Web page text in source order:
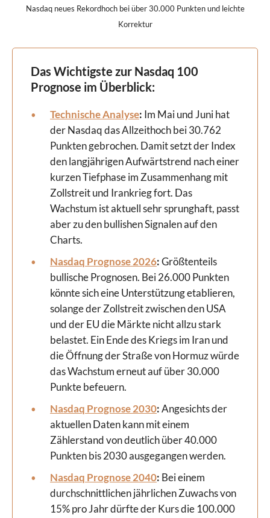
Nasdaq neues Rekordhoch bei über 30.000 Punkten und leichte
Korrektur
Das Wichtigste zur Nasdaq 100
Prognose im Überblick:
Technische Analyse: Im Mai und Juni hat
der Nasdaq das Allzeithoch bei 30.762
Punkten gebrochen. Damit setzt der Index
den langjährigen Aufwärtstrend nach einer
kurzen Tiefphase im Zusammenhang mit
Zollstreit und Irankrieg fort. Das
Wachstum ist aktuell sehr sprunghaft, passt
aber zu den bullishen Signalen auf den
Charts.
Nasdaq Prognose 2026:Größtenteils
bullische Prognosen. Bei 26.000 Punkten
könnte sich eine Unterstützung etablieren,
solange der Zollstreit zwischen den USA
und der EU die Märkte nicht allzu stark
belastet. Ein Ende des Kriegs im Iran und
die Öffnung der Straße von Hormuz würde
das Wachstum erneut auf über 30.000
Punkte befeuern.
Nasdaq Prognose 2030:Angesichts der
aktuellen Daten kann mit einem
Zählerstand von deutlich über 40.000
Punkten bis 2030 ausgegangen werden.
Nasdaq Prognose 2040: Bei einem
durchschnittlichen jährlichen Zuwachs von
15% pro Jahr dürfte der Kurs die 100.000